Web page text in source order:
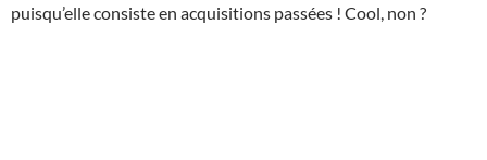
puisqu’elle consiste en acquisitions passées ! Cool, non ?